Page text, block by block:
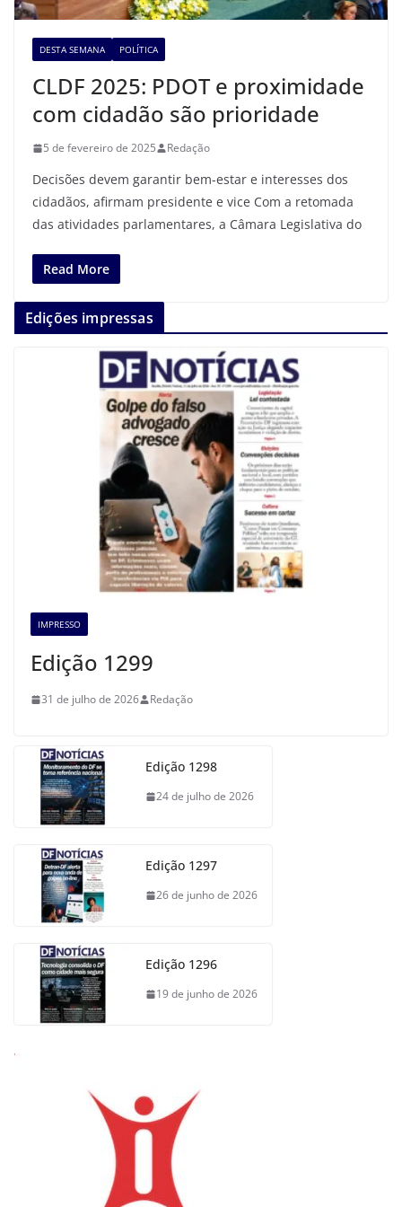
DESTA SEMANA POLÍTICA
CLDF 2025: PDOT e proximidade
com cidadão são prioridade
5 de fevereiro de 2025 Redação
Decisões devem garantir bem-estar e interesses dos
cidadãos, afirmam presidente e vice Com a retomada
das atividades parlamentares, a Câmara Legislativa do
Read More
Edições impressas
IMPRESSO
Edição 1299
31 de julho de 2026 Redação
Edição 1298
24 de julho de 2026
Edição 1297
26 de junho de 2026
Edição 1296
19 de junho de 2026